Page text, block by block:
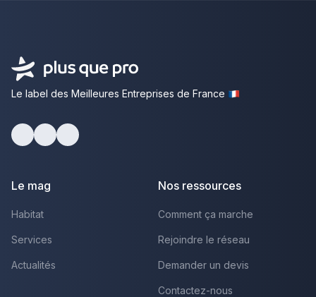
Le label des Meilleures Entreprises de France
Le mag
Habitat
Services
Actualités
Nos ressources
Comment ça marche
Rejoindre le réseau
Demander un devis
Contactez-nous